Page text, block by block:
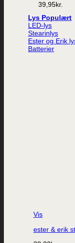
39,95kr.
Lys
LED-lys
Stearinlys
Ester og Erik
Batterier
Vis
ester & erik